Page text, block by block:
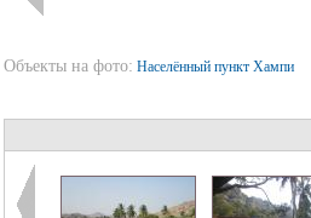
Объекты на фото: Населённый пункт Хампи